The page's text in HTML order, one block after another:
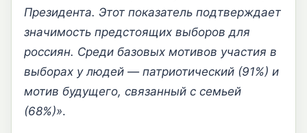
Президента. Этот показатель подтверждает
значимость предстоящих выборов для
россиян. Среди базовых мотивов участия в
выборах у людей — патриотический (91%) и
мотив будущего, связанный с семьей
(68%)».